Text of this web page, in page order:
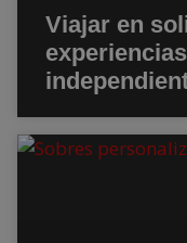
Viajar en